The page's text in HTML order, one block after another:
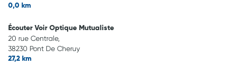
0,0 km
Écouter Voir Optique Mutualiste
20 rue Centrale,
38230 Pont De Cheruy
27,2 km